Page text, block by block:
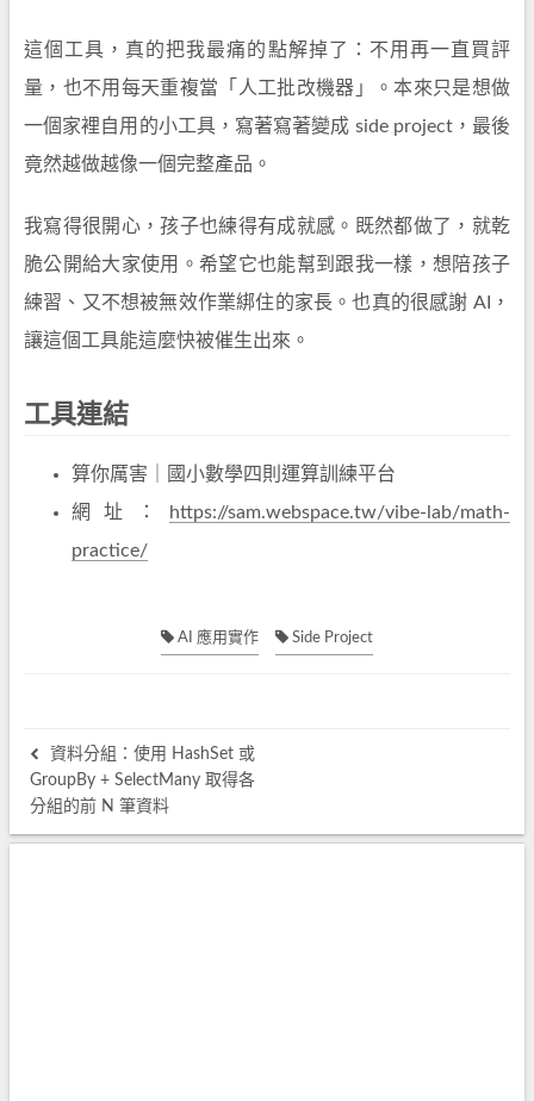
這個工具，真的把我最痛的點解掉了：不用再一直買評
量，也不用每天重複當「人工批改機器」。本來只是想做
一個家裡自用的小工具，寫著寫著變成 side project，最後
竟然越做越像一個完整產品。
我寫得很開心，孩子也練得有成就感。既然都做了，就乾
脆公開給大家使用。希望它也能幫到跟我一樣，想陪孩子
練習、又不想被無效作業綁住的家長。也真的很感謝 AI，
讓這個工具能這麼快被催生出來。
工具連結
算你厲害｜國小數學四則運算訓練平台
網址：
https://sam.webspace.tw/vibe-lab/math-
practice/
AI 應用實作 Side Project
資料分組：使用 HashSet 或
GroupBy + SelectMany 取得各
分組的前 N 筆資料